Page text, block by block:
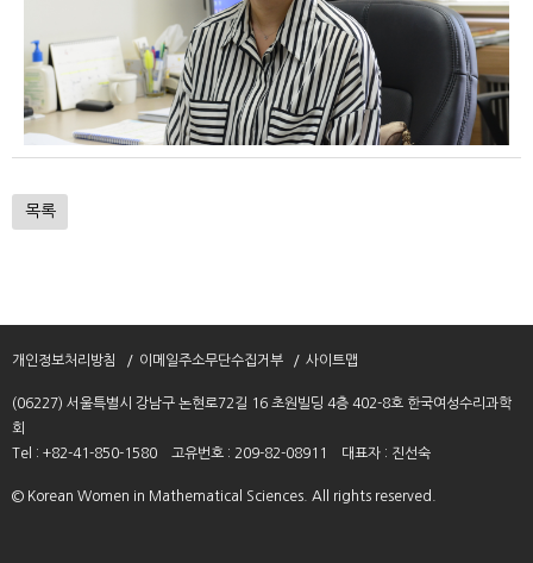
목록
개인정보처리방침 이메일주소무단수집거부 사이트맵
(06227) 서울특별시 강남구 논현로72길 16 초원빌딩 4층 402-8호 한국여성수리과학
회
Tel : +82-41-850-1580
고유번호 : 209-82-08911 대표자 : 진선숙
© Korean Women in Mathematical Sciences. All rights reserved.